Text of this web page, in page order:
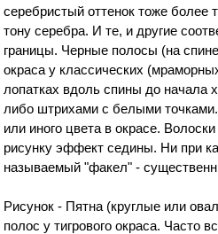
серебристый оттенок тоже
тону серебра. И те, и другие
границы. Черные полосы (на
окраса у классических
лопатках вдоль спины до начала
либо штрихами с белыми
или иного цвета в окрасе.
рисунку эффект седины. Ни при
называемый "факел" -
Рисунок - Пятна (круглые или
полос у тигрового окраса. Часто